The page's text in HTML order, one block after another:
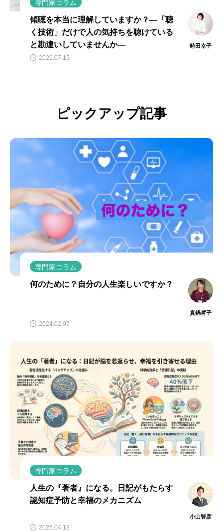
専門家コラム
傾聴を本当に理解していますか？―「聴
く技術」だけで人の気持ちを聴けている
と勘違いしていませんか―
時田幸子
2026.07.15
ピックアップ記事
専門家コラム
何のために？自分の人生楽しいですか？
真鍋哲子
2024.02.07
専門家コラム
人生の『著者』になる。日記がもたらす
認知症予防と幸福のメカニズム
小山智彦
2026.04.13